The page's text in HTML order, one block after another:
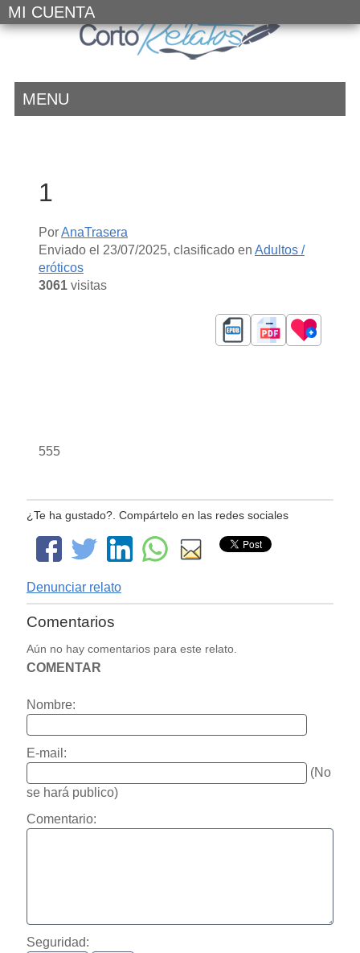
MI CUENTA
MENU
1
PorAnaTrasera
Enviado el 23/07/2025, clasificado en Adultos /
eróticos
3061visitas
555
¿Te ha gustado?. Compártelo en las redes sociales
Denunciar relato
Comentarios
Aún no hay comentarios para este relato.
COMENTAR
Nombre:
E-mail:
(No
se hará publico)
Comentario:
Seguridad: